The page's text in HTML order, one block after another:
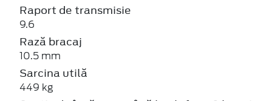
Raport de transmisie
9.6
Rază bracaj
10.5 mm
Sarcina utilă
449 kg